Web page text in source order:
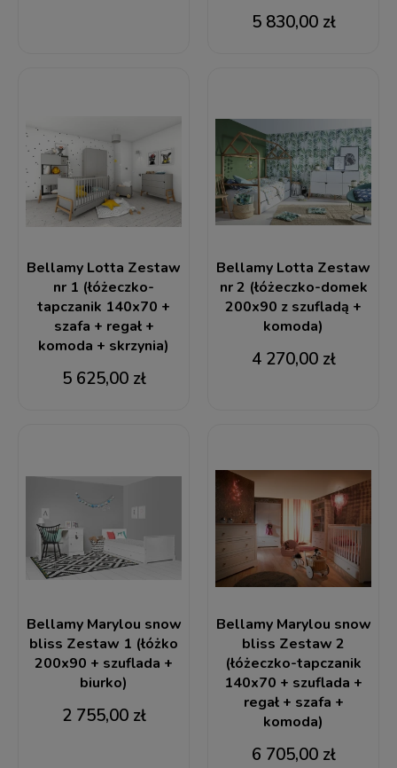
5 830,00 zł
Bellamy Lotta Zestaw
nr 1 (łóżeczko-
tapczanik 140x70 +
szafa + regał +
komoda + skrzynia)
5 625,00 zł
Bellamy Lotta Zestaw
nr 2 (łóżeczko-domek
200x90 z szufladą +
komoda)
4 270,00 zł
Bellamy Marylou snow
bliss Zestaw 1 (łóżko
200x90 + szuflada +
biurko)
2 755,00 zł
Bellamy Marylou snow
bliss Zestaw 2
(łóżeczko-tapczanik
140x70 + szuflada +
regał + szafa +
komoda)
6 705,00 zł